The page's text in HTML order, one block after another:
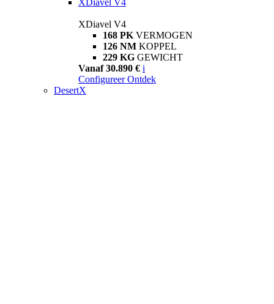
XDiavel V4
168 PK VERMOGEN
126 NM KOPPEL
229 KG GEWICHT
Vanaf 30.890 € i
Configureer Ontdek
DesertX